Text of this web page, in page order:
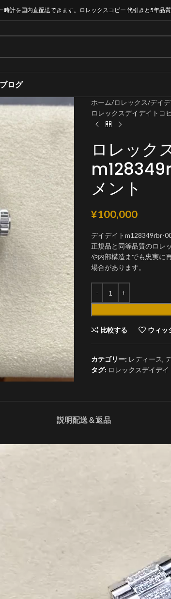
計を国内直配送できます。ロレックスコピー 代引きと5年品
ブログ
ホーム ロレックス デイ
ロレックスデイデイトコ
ロレック
メント
¥100,000
デイデイトm128349rbr-
正規品と同等品質のロレ
や内部構造までも忠実に
場合があります。
比較する ウィッ
カテゴリー: レディース,
タグ: ロレックスデイデ
説明配送＆返品